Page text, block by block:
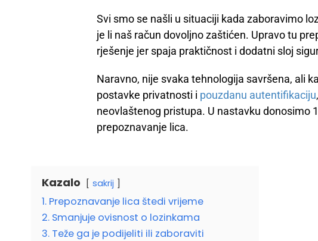
Svi smo se našli u situaciji kada zaboravimo
je li naš račun dovoljno zaštićen. Upravo tu
rješenje jer spaja praktičnost i dodatni sloj
Naravno, nije svaka tehnologija savršena, ali
postavke privatnosti i pouzdanu autentifikaciju
neovlaštenog pristupa. U nastavku donosimo
prepoznavanje lica.
Kazalo sakrij
1. Prepoznavanje lica štedi vrijeme
2. Smanjuje ovisnost o lozinkama
3. Teže ga je podijeliti ili zaboraviti